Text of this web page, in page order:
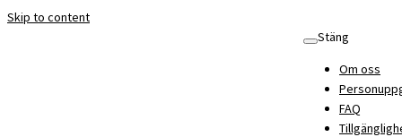
Skip to content
Stäng
Om oss
FAQ